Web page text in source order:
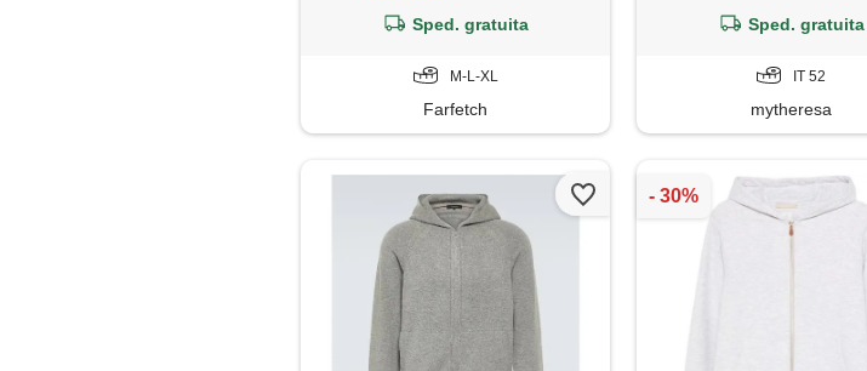
Sped. gratuita
M-L-XL
Farfetch
Sped. gratuita
IT 52
mytheresa